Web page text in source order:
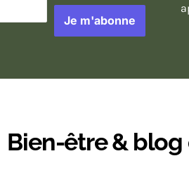
Je m'abonne
Bien-être &